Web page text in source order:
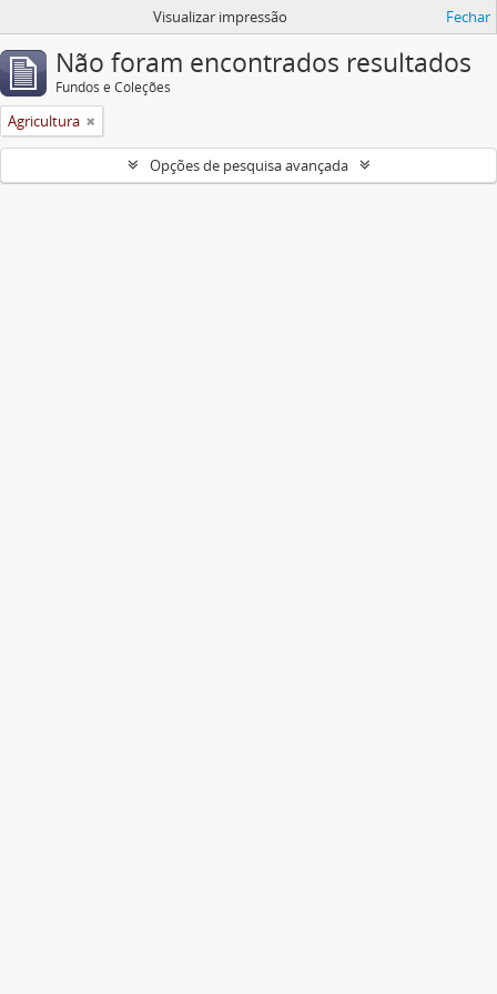
Visualizar impressão Fechar
Não foram encontrados resultados
Fundos e Coleções
Agricultura
Opções de pesquisa avançada